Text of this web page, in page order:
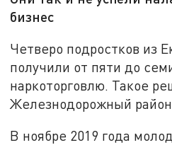
бизнес
Четверо подростков из
получили от пяти до
наркоторговлю. Такое
Железнодорожный
В ноябре 2019 года